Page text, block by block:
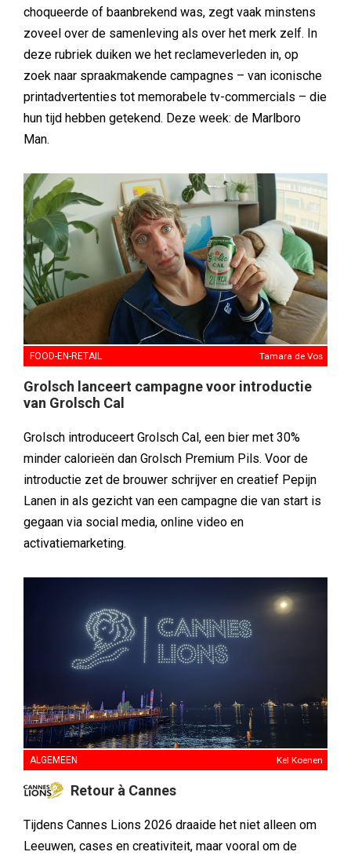
choqueerde of baanbrekend was, zegt vaak minstens
zoveel over de samenleving als over het merk zelf. In
deze rubriek duiken we het reclameverleden in, op
zoek naar spraakmakende campagnes – van iconische
printadvertenties tot memorabele tv-commercials – die
hun tijd hebben getekend. Deze week: de Marlboro
Man.
FOOD-EN-RETAIL Tamara de Vos
Grolsch lanceert campagne voor introductie
van Grolsch Cal
Grolsch introduceert Grolsch Cal, een bier met 30%
minder calorieën dan Grolsch Premium Pils. Voor de
introductie zet de brouwer schrijver en creatief Pepijn
Lanen in als gezicht van een campagne die van start is
gegaan via social media, online video en
activatiemarketing.
ALGEMEEN Kel Koenen
Retour à Cannes
Tijdens Cannes Lions 2026 draaide het niet alleen om
Leeuwen, cases en creativiteit, maar vooral om de